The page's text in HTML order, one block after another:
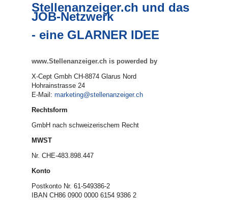
Lehrstellen
Lehrstellen
inserieren
Stellenanzeiger.ch und das
JOB-Netzwerk
- eine GLARNER IDEE
www.Stellenanzeiger.ch is powerded by
X-Cept Gmbh CH-8874 Glarus Nord
Hohrainstrasse 24
E-Mail:marketing@stellenanzeiger.ch
Rechtsform
GmbH nach schweizerischem Recht
MWST
Nr. CHE-483.898.447
Konto
Postkonto Nr. 61-549386-2
IBAN CH86 0900 0000 6154 9386 2